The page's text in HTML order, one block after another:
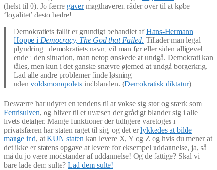
(helst til 0). Jo færre gavermagthaveren råder over til at købe
‘loyalitet’ desto bedre!
Demokratiets fallit er grundigt behandlet afHans-Hermann
Hoppe i Democracy, The God that Failed. Tillader man legal
plyndring i demokratiets navn, vil man før eller siden alligevel
ende i den situation, man netop ønskede at undgå. Demokrati kan
tåles, men kun i det ganske snævre øjemed at undgå borgerkrig.
Lad alle andre problemer finde løsning
uden voldsmonopolets indblanden. (Demokratisk diktatur)
Desværre har udyret en tendens til at vokse sig stor og stærk som
Fenrisulven, og bliver til et uvæsen der grådigt blander sig i alle
livets detaljer. Mange funktioner der tidligere varetoges i
privatsfæren har staten raget til sig, og det erlykkedes at bilde
mange ind, at KUN staten kan levere X, Y og Z og hvis du mener at
det ikke er statens opgave at levere for eksempel uddannelse, ja, så
må du jo være modstander af uddannelse! Og de fattige? Skal vi
bare lade dem sulte? Lad dem sulte!